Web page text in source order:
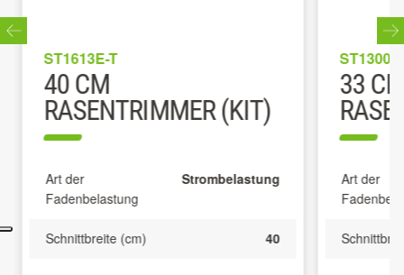
ST1613E-T
40 CM
RASENTRIMMER (KIT)
Art der
Fadenbelastung
Strombelastung
Schnittbreite (cm) 40
33
Art der